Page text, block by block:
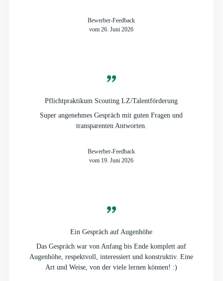
Bewerber-Feedback
vom 26. Juni 2026
Pflichtpraktikum Scouting LZ/Talentförderung
Super angenehmes Gespräch mit guten Fragen und
transparenten Antworten.
Bewerber-Feedback
vom 19. Juni 2026
Ein Gespräch auf Augenhöhe
Das Gespräch war von Anfang bis Ende komplett auf
Augenhöhe, respektvoll, interessiert und konstruktiv. Eine
Art und Weise, von der viele lernen können! :)